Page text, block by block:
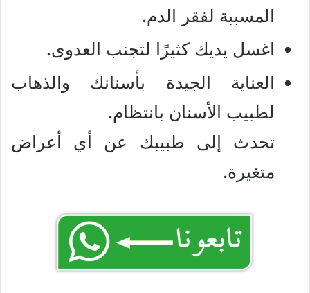
المسببة لفقر الدم.
اغسل يديك كثيرًا لتجنب العدوى.
العناية الجيدة بأسنانك والذهاب
لطبيب الأسنان بانتظام.
تحدث إلى طبيبك عن أي أعراض
متغيرة.